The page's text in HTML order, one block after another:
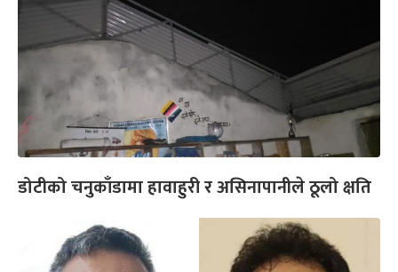
डोटीको चनुकाँडामा हावाहुरी र असिनापानीले ठूलो क्षति